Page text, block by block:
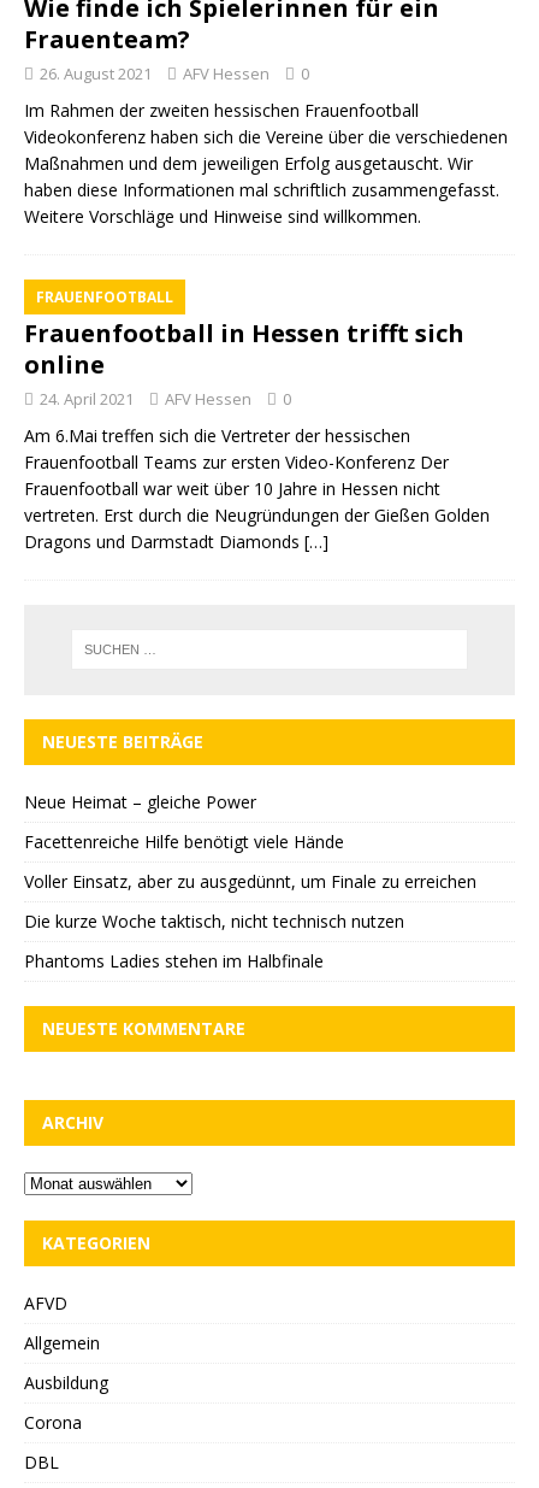
Wie finde ich Spielerinnen für ein
Frauenteam?
26. August 2021 AFV Hessen 0
Im Rahmen der zweiten hessischen Frauenfootball
Videokonferenz haben sich die Vereine über die verschiedenen
Maßnahmen und dem jeweiligen Erfolg ausgetauscht. Wir
haben diese Informationen mal schriftlich zusammengefasst.
Weitere Vorschläge und Hinweise sind willkommen.
FRAUENFOOTBALL
Frauenfootball in Hessen trifft sich
online
24. April 2021 AFV Hessen 0
Am 6.Mai treffen sich die Vertreter der hessischen
Frauenfootball Teams zur ersten Video-Konferenz Der
Frauenfootball war weit über 10 Jahre in Hessen nicht
vertreten. Erst durch die Neugründungen der Gießen Golden
Dragons und Darmstadt Diamonds […]
NEUESTE BEITRÄGE
Neue Heimat – gleiche Power
Facettenreiche Hilfe benötigt viele Hände
Voller Einsatz, aber zu ausgedünnt, um Finale zu erreichen
Die kurze Woche taktisch, nicht technisch nutzen
Phantoms Ladies stehen im Halbfinale
NEUESTE KOMMENTARE
ARCHIV
KATEGORIEN
AFVD
Allgemein
Ausbildung
Corona
DBL